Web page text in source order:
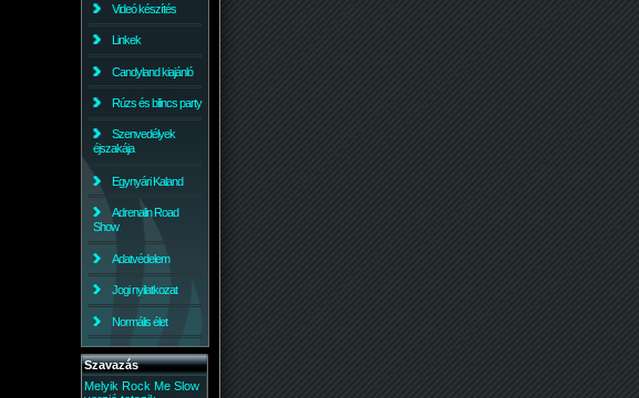
Videó készítés
Linkek
Candyland kiajánló
Rúzs és bilincs party
Szenvedélyek
éjszakája
Egynyári Kaland
Adrenalin Road
Show
Adatvédelem
Jogi nyilatkozat
Normális élet
Szavazás
Melyik Rock Me Slow